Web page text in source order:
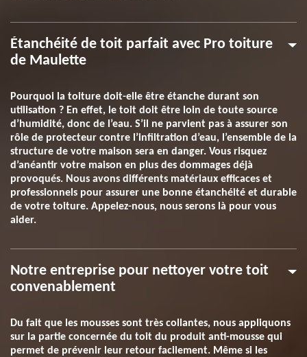
Étanchéité de toit parfait avec Pro toiture
de Maulette
Pourquoi la toiture doit-elle être étanche durant son
utilisation ? En effet, le toit doit être loin de toute source
d’humidité, donc de l’eau. S’il ne parvient pas à assurer son
rôle de protecteur contre l’infiltration d’eau, l’ensemble de la
structure de votre maison sera en danger. Vous risquez
d’anéantir votre maison en plus des dommages déjà
provoqués. Nous avons différents matériaux efficaces et
professionnels pour assurer une bonne étanchéité et durable
de votre toiture. Appelez-nous, nous serons là pour vous
aider.
Notre entreprise pour nettoyer votre toit
convenablement
Du fait que les mousses sont très collantes, nous appliquons
sur la partie concernée du toit du produit anti-mousse qui
permet de prévenir leur retour facilement. Même si les